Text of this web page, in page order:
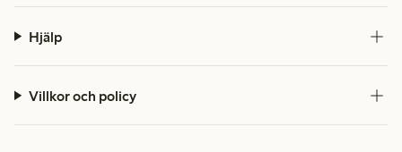
Hjälp
Villkor och policy